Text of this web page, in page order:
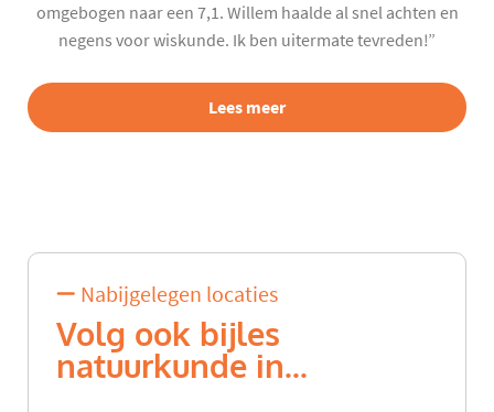
omgebogen naar een 7,1. Willem haalde al snel achten en
negens voor wiskunde. Ik ben uitermate tevreden!”
Lees meer
Nabijgelegen locaties
Volg ook bijles
natuurkunde in...